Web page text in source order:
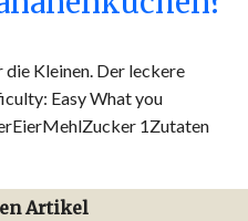
Kleinen. Der leckere
Easy What you
1Zutaten
Artikel